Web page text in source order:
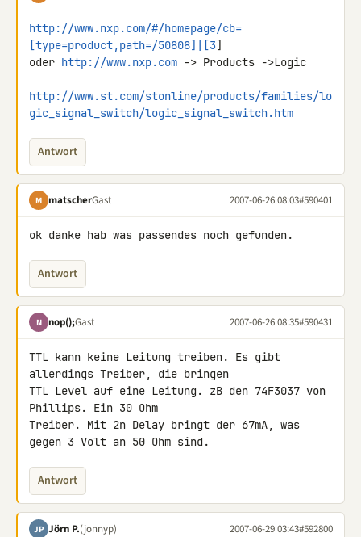
http://www.nxp.com/#/homepage/cb=
[type=product,path=/50808]|[3]
oder http://www.nxp.com -> Products ->Logic
http://www.st.com/stonline/products/families/lo
gic_signal_switch/logic_signal_switch.htm
Antwort
M matscherGast 2007-06-26 08:03#590401
Antwort
N nop();Gast 2007-06-26 08:35#590431
TTL kann keine Leitung treiben. Es gibt
allerdings Treiber, die bringen
TTL Level auf eine Leitung. zB den 74F3037 von
Phillips. Ein 30 Ohm
Treiber. Mit 2n Delay bringt der 67mA, was
gegen 3 Volt an 50 Ohm sind.
Antwort
JP Jörn P.(jonnyp) 2007-06-29 03:43#592800